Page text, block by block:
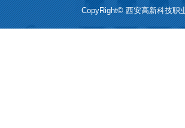
CopyRight© 西安高新科技职